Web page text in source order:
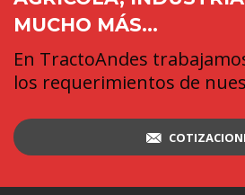
MUCHO MÁS...
En TractoAndes
los requerimientos de